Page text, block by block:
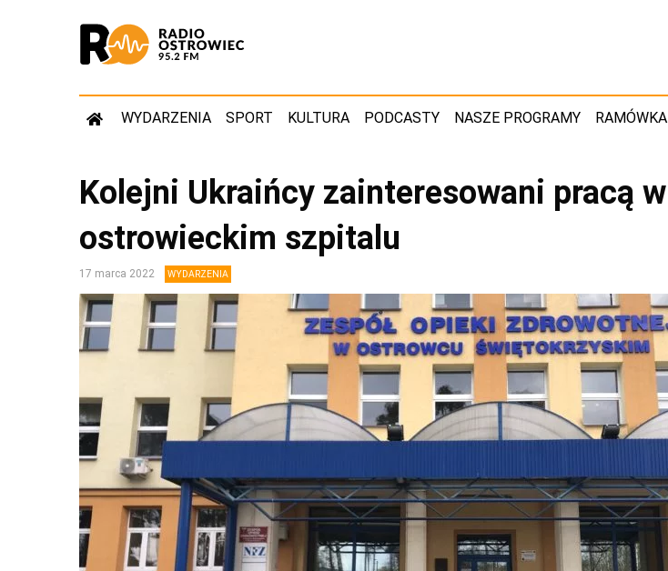
WYDARZENIA SPORT KULTURA PODCASTY NASZE PROGRAMY RAMÓWKA
Kolejni Ukraińcy zainteresowani pracą w
ostrowieckim szpitalu
17 marca 2022 WYDARZENIA